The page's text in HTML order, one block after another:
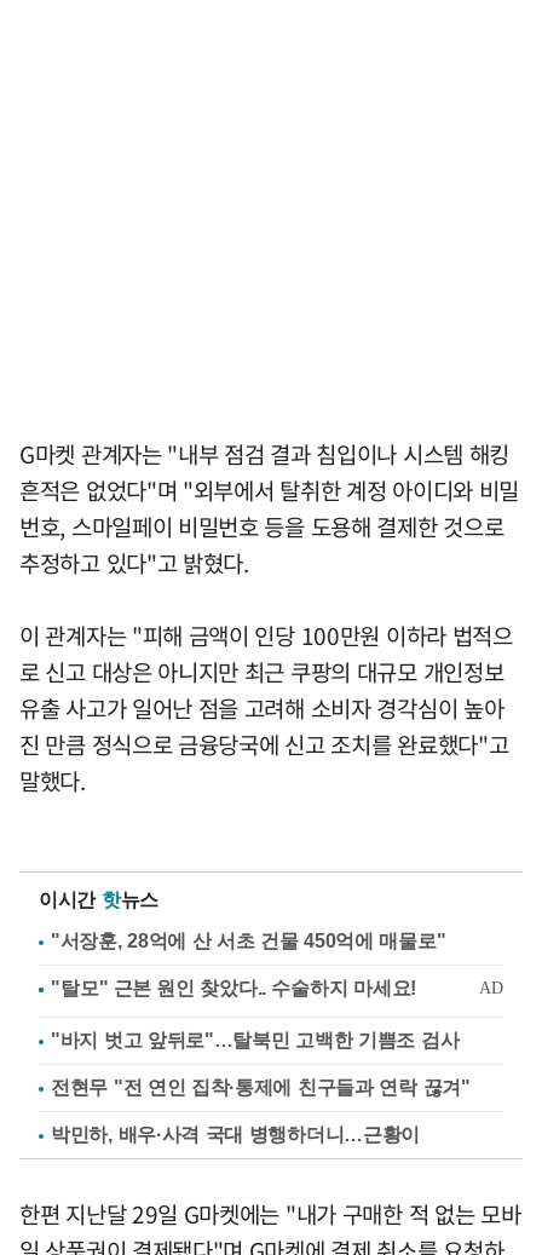
G마켓 관계자는 "내부 점검 결과 침입이나 시스템 해킹
흔적은 없었다"며 "외부에서 탈취한 계정 아이디와 비밀
번호, 스마일페이 비밀번호 등을 도용해 결제한 것으로
추정하고 있다"고 밝혔다.
이 관계자는 "피해 금액이 인당 100만원 이하라 법적으
로 신고 대상은 아니지만 최근 쿠팡의 대규모 개인정보
유출 사고가 일어난 점을 고려해 소비자 경각심이 높아
진 만큼 정식으로 금융당국에 신고 조치를 완료했다"고
말했다.
이시간 핫뉴스
"서장훈, 28억에 산 서초 건물 450억에 매물로"
"바지 벗고 앞뒤로"…탈북민 고백한 기쁨조 검사
전현무 "전 연인 집착·통제에 친구들과 연락 끊겨"
박민하, 배우·사격 국대 병행하더니…근황이
한편 지난달 29일 G마켓에는 "내가 구매한 적 없는 모바